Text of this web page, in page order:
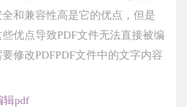
和兼容性高是它的优点，但是
优点导致PDF文件无法直接被编
修改PDFPDF文件中的文字内容
辑pdf